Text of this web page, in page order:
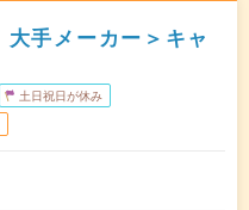
手メーカー＞キャ
土日祝日が休み